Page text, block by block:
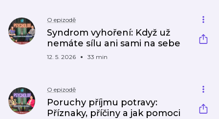
O epizodě
Syndrom vyhoření: Když už
nemáte sílu ani sami na sebe
12. 5. 2026 33 min
O epizodě
Poruchy příjmu potravy:
Příznaky, příčiny a jak pomoci